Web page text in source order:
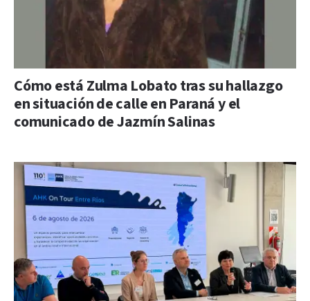
Cómo está Zulma Lobato tras su hallazgo
en situación de calle en Paraná y el
comunicado de Jazmín Salinas